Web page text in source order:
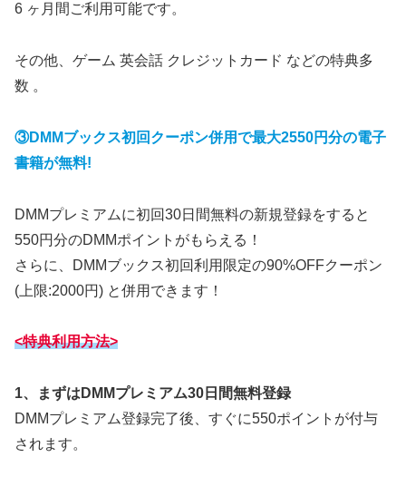
6 ヶ月間ご利用可能です。
その他、ゲーム 英会話 クレジットカード などの特典多
数 。
③DMMブックス初回クーポン併用で最大2550円分の電子
書籍が無料!
DMMプレミアムに初回30日間無料の新規登録をすると
550円分のDMMポイントがもらえる！
さらに、DMMブックス初回利用限定の90%OFFクーポン
(上限:2000円) と併用できます！
<特典利用方法>
1、まずはDMMプレミアム30日間無料登録
DMMプレミアム登録完了後、すぐに550ポイントが付与
されます。